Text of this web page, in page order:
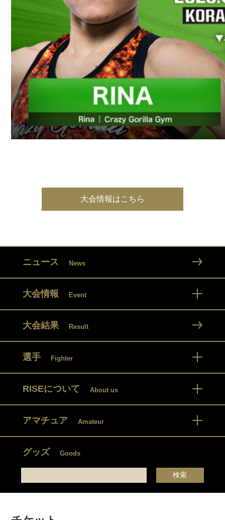
大会情報はこちら
ニュース News
大会情報 Event
大会結果 Result
選手 Fighter
RISEについて About us
アマチュア Amateur
グッズ Goods